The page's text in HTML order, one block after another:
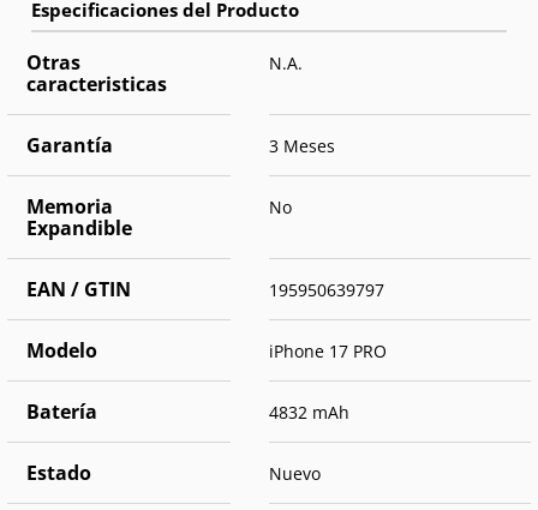
Otras
caracteristicas
N.A.
Garantía 3 Meses
Memoria
Expandible
No
EAN / GTIN 195950639797
Modelo iPhone 17 PRO
Batería 4832 mAh
Estado Nuevo